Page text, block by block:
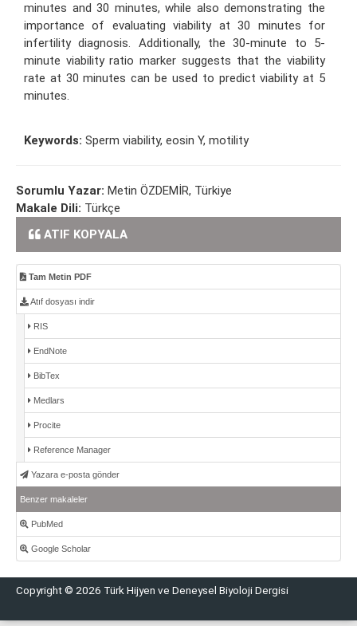
minutes and 30 minutes, while also demonstrating the
importance of evaluating viability at 30 minutes for
infertility diagnosis. Additionally, the 30-minute to 5-
minute viability ratio marker suggests that the viability
rate at 30 minutes can be used to predict viability at 5
minutes.
Keywords: Sperm viability, eosin Y, motility
Sorumlu Yazar: Metin ÖZDEMİR, Türkiye
Makale Dili: Türkçe
ATIF KOPYALA
Tam Metin PDF
Atıf dosyası indir
RIS
EndNote
BibTex
Medlars
Procite
Reference Manager
Yazara e-posta gönder
Benzer makaleler
PubMed
Google Scholar
Copyright © 2026 Türk Hijyen ve Deneysel Biyoloji Dergisi